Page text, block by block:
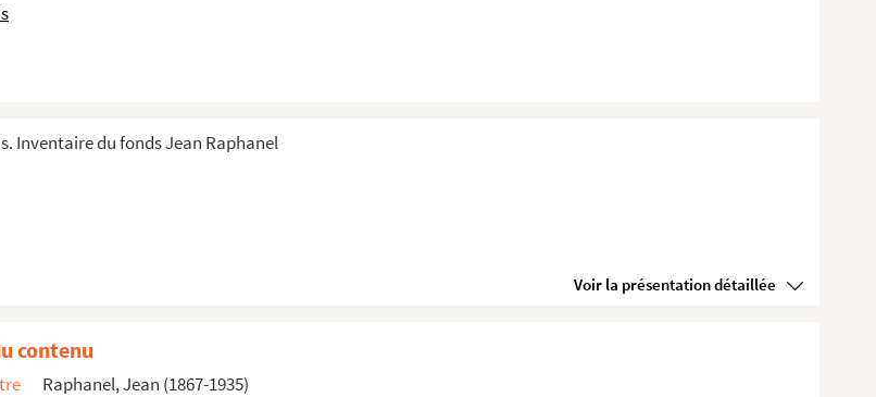
Inventaire du fonds Jean Raphanel
Voir la présentation détaillée
contenu
Raphanel, Jean (1867-1935)